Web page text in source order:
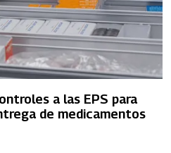
a las EPS para
de medicamentos